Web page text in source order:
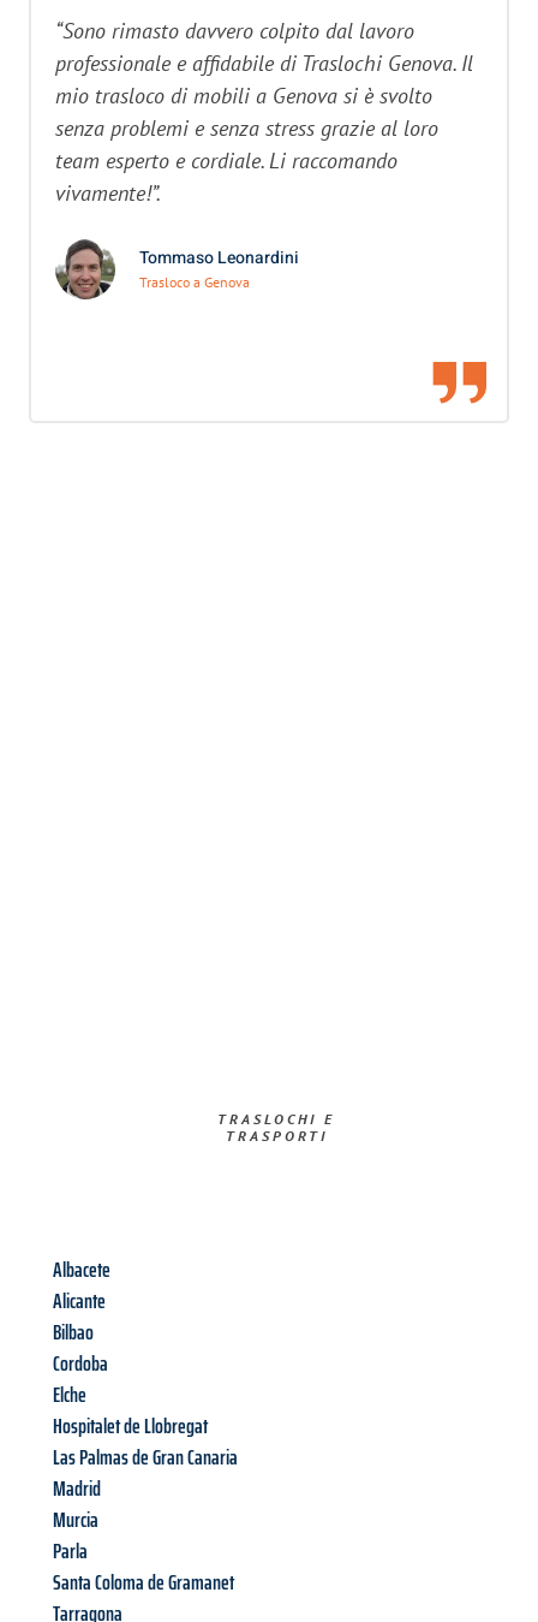
“Sono rimasto davvero colpito dal lavoro
professionale e affidabile di Traslochi Genova. Il
mio trasloco di mobili a Genova si è svolto
senza problemi e senza stress grazie al loro
team esperto e cordiale. Li raccomando
vivamente!”.
Tommaso Leonardini
Trasloco a Genova
TRASLOCHI E
TRASPORTI​
Albacete
Alicante
Bilbao
Cordoba
Elche
Hospitalet de Llobregat
Las Palmas de Gran Canaria
Madrid
Murcia
Parla
Santa Coloma de Gramanet
Tarragona